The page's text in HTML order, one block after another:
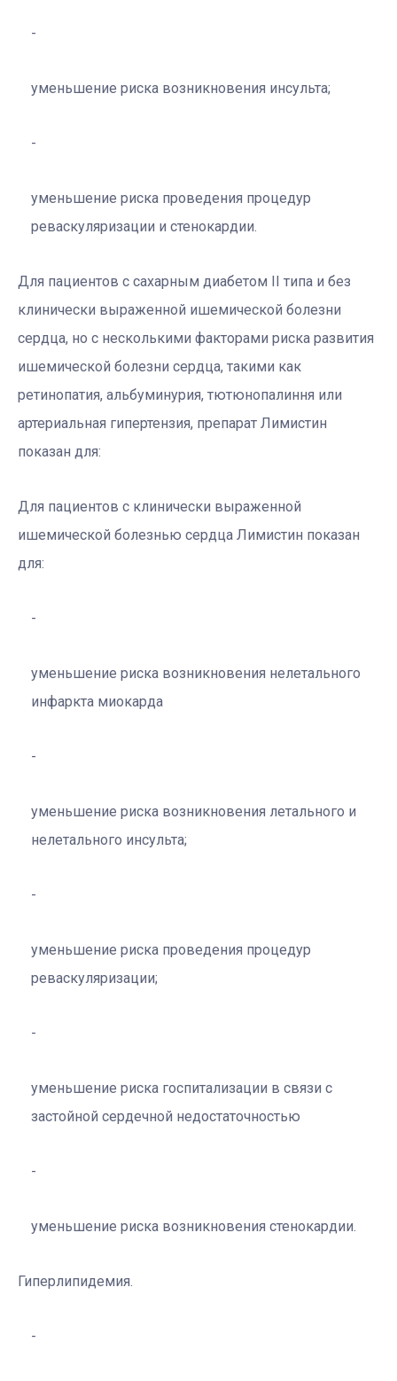
уменьшение риска возникновения инсульта;
уменьшение риска проведения процедур
реваскуляризации и стенокардии.
Для пациентов с сахарным диабетом II типа и без
клинически выраженной ишемической болезни
сердца, но с несколькими факторами риска развития
ишемической болезни сердца, такими как
ретинопатия, альбуминурия, тютюнопалиння или
артериальная гипертензия, препарат Лимистин
показан для:
Для пациентов с клинически выраженной
ишемической болезнью сердца Лимистин показан
для:
уменьшение риска возникновения нелетального
инфаркта миокарда
уменьшение риска возникновения летального и
нелетального инсульта;
уменьшение риска проведения процедур
реваскуляризации;
уменьшение риска госпитализации в связи с
застойной сердечной недостаточностью
уменьшение риска возникновения стенокардии.
Гиперлипидемия.